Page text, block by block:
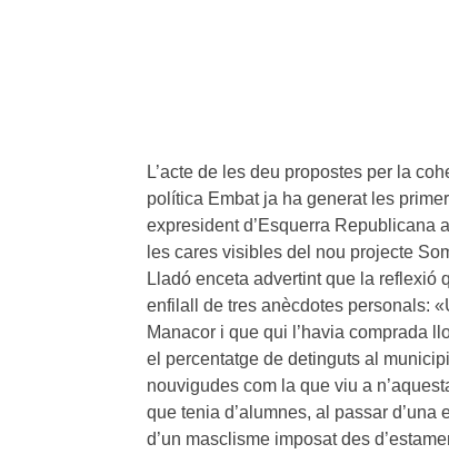
L’acte de les deu propostes per la
política Embat ja ha generat les
expresident d’Esquerra Republicana
les cares visibles del nou projecte
Lladó enceta advertint que la reflexió
enfilall de tres anècdotes personals:
Manacor i que qui l’havia comprada
el percentatge de detinguts al
nouvigudes com la que viu a
que tenia d’alumnes, al passar
d’un masclisme imposat des